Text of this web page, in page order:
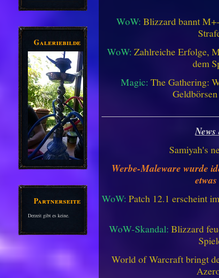
Galeriebilder
Partnerseiten
Derzeit gibt es keine.
WoW: Blizzard bannt
WoW: Zahlreiche Erfolge,
dem
Magic: The Gathering:
Samiyah's
Werbe-Maleware wurde
WoW: Patch 12.1 erscheint
WoW-Skandal: Blizzard
World of Warcraft bringt